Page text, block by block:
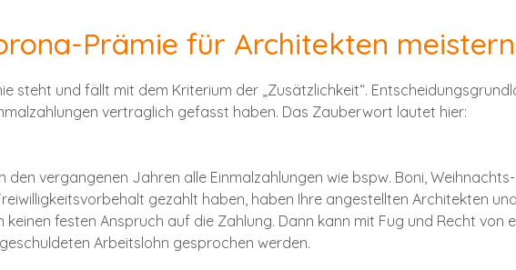
Prämie für Architekten meistern
steht und fällt mit dem Kriterium der „Zusätzlichkeit“.
vertraglich gefasst haben. Das Zauberwort lautet hier:
den vergangenen Jahren alle Einmalzahlungen wie bspw. Boni, Weihnachts-
gezahlt haben, haben Ihre angestellten Architekten und
festen Anspruch auf die Zahlung. Dann kann mit Fug und Recht von
Arbeitslohn gesprochen werden.